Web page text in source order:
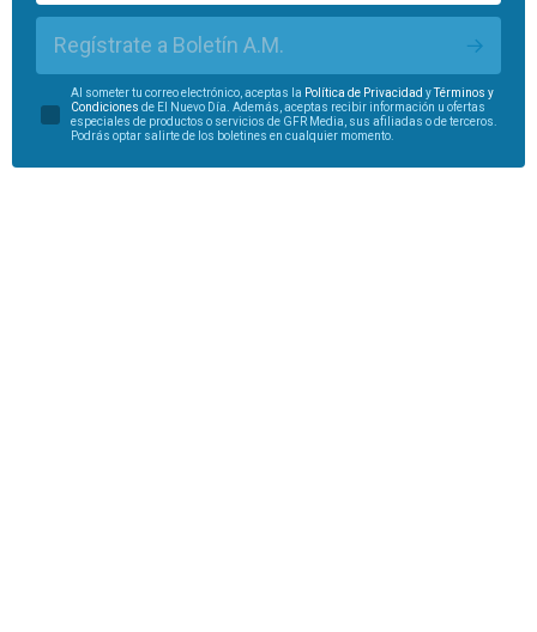
Regístrate a Boletín A.M.
Al someter tu correo electrónico, aceptas la Política de Privacidad yTérminos y
Condiciones de El Nuevo Día. Además, aceptas recibir información u ofertas
especiales de productos o servicios de GFR Media, sus afiliadas o de terceros.
Podrás optar salirte de los boletines en cualquier momento.